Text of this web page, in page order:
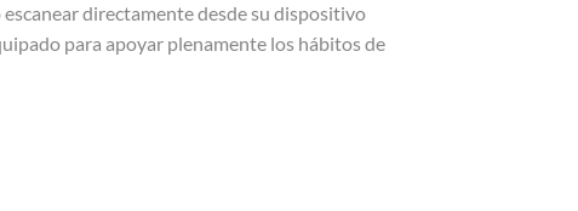
directamente desde su dispositivo
para apoyar plenamente los hábitos de